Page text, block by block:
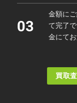
03
金額に
て完了
金にて
買取